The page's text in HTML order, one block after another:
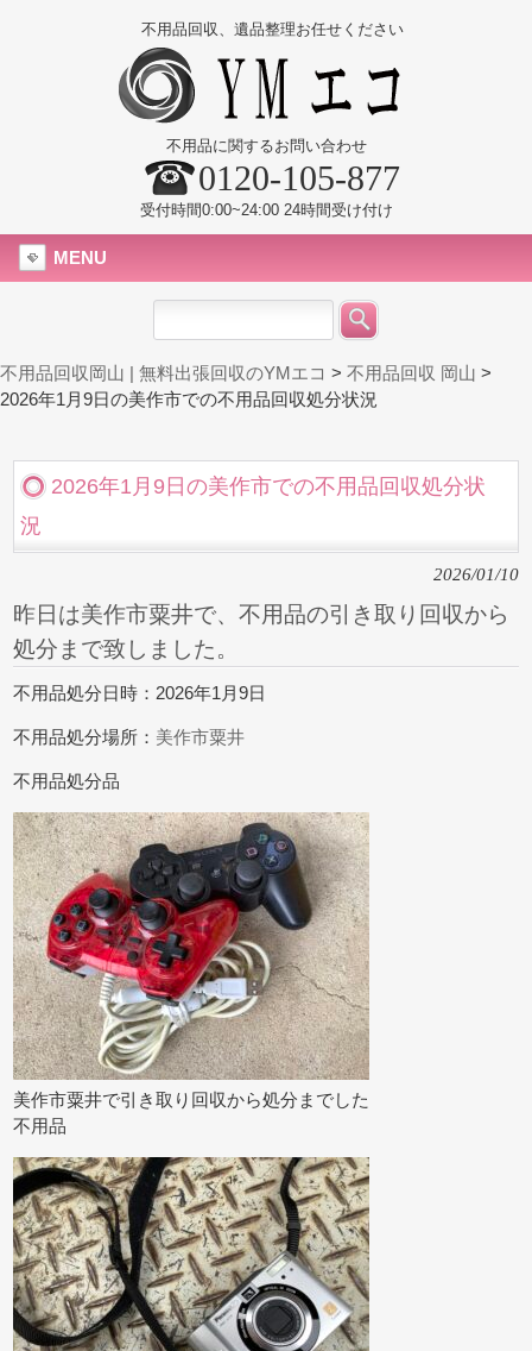
不用品回収、遺品整理お任せください
不用品に関するお問い合わせ
0120-105-877
受付時間0:00~24:00 24時間受け付け
MENU
不用品回収岡山 | 無料出張回収のYMエコ > 不用品回収 岡山 >
2026年1月9日の美作市での不用品回収処分状況
2026年1月9日の美作市での不用品回収処分状
況
2026/01/10
昨日は美作市粟井で、不用品の引き取り回収から
処分まで致しました。
不用品処分日時：2026年1月9日
不用品処分場所： 美作市粟井
不用品処分品
美作市粟井で引き取り回収から処分までした
不用品